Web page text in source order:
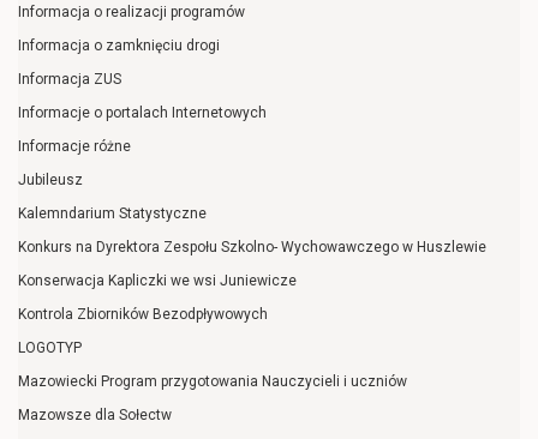
Informacja o realizacji programów
Informacja o zamknięciu drogi
Informacja ZUS
Informacje o portalach Internetowych
Informacje różne
Jubileusz
Kalemndarium Statystyczne
Konkurs na Dyrektora Zespołu Szkolno- Wychowawczego w Huszlewie
Konserwacja Kapliczki we wsi Juniewicze
Kontrola Zbiorników Bezodpływowych
LOGOTYP
Mazowiecki Program przygotowania Nauczycieli i uczniów
Mazowsze dla Sołectw